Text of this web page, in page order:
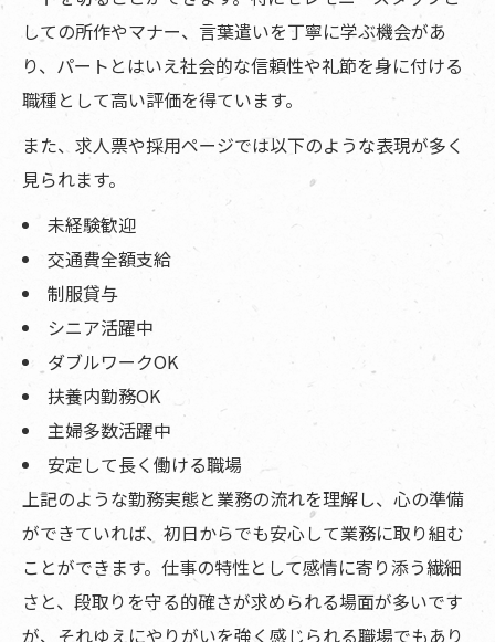
しての所作やマナー、言葉遣いを丁寧に学ぶ機会があ
り、パートとはいえ社会的な信頼性や礼節を身に付ける
職種として高い評価を得ています。
また、求人票や採用ページでは以下のような表現が多く
見られます。
未経験歓迎
交通費全額支給
制服貸与
シニア活躍中
ダブルワークOK
扶養内勤務OK
主婦多数活躍中
安定して長く働ける職場
上記のような勤務実態と業務の流れを理解し、心の準備
ができていれば、初日からでも安心して業務に取り組む
ことができます。仕事の特性として感情に寄り添う繊細
さと、段取りを守る的確さが求められる場面が多いです
が、それゆえにやりがいを強く感じられる職場でもあり